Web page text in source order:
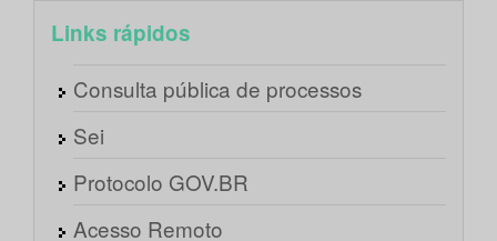
Links rápidos
Consulta pública de processos
Sei
Protocolo GOV.BR
Acesso Remoto